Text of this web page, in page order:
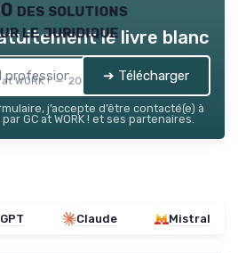
des solutions
le juridique
at WORK ! — 2026
le livre blanc
➔ Télécharger
j’accepte d’être contacté(e) à
GC at WORK ! et ses partenaires.
Claude Mistral